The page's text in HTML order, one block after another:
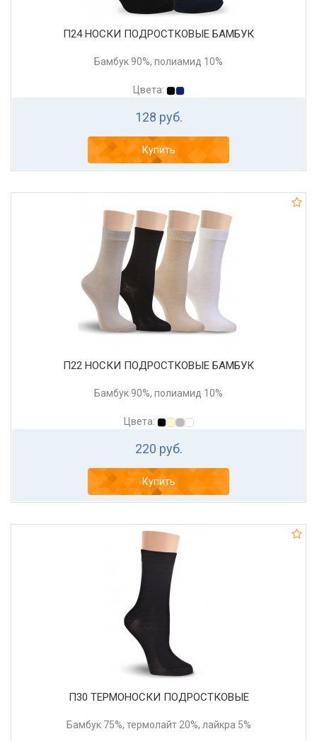
П24 НОСКИ ПОДРОСТКОВЫЕ БАМБУК
Бамбук 90%, полиамид 10%
Цвета:
128 руб.
Купить
П22 НОСКИ ПОДРОСТКОВЫЕ БАМБУК
Бамбук 90%, полиамид 10%
Цвета:
220 руб.
Купить
П30 ТЕРМОНОСКИ ПОДРОСТКОВЫЕ
Бамбук 75%, термолайт 20%, лайкра 5%